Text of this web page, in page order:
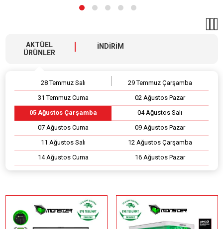
AKTÜEL
ÜRÜNLER
İNDİRİM
28 Temmuz Salı
29 Temmuz Çarşamba
31 Temmuz Cuma
02 Ağustos Pazar
05 Ağustos Çarşamba
04 Ağustos Salı
07 Ağustos Cuma
09 Ağustos Pazar
11 Ağustos Salı
12 Ağustos Çarşamba
14 Ağustos Cuma
16 Ağustos Pazar